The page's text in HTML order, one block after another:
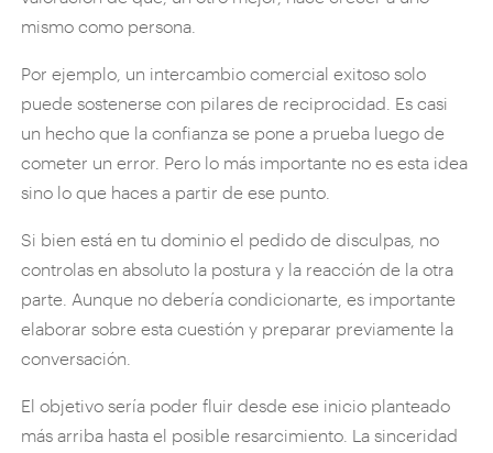
mismo como persona.
Por ejemplo, un intercambio comercial exitoso solo
puede sostenerse con pilares de reciprocidad. Es casi
un hecho que la confianza se pone a prueba luego de
cometer un error. Pero lo más importante no es esta idea
sino lo que haces a partir de ese punto.
Si bien está en tu dominio el pedido de disculpas, no
controlas en absoluto la postura y la reacción de la otra
parte. Aunque no debería condicionarte, es importante
elaborar sobre esta cuestión y preparar previamente la
conversación.
El objetivo sería poder fluir desde ese inicio planteado
más arriba hasta el posible resarcimiento. La sinceridad